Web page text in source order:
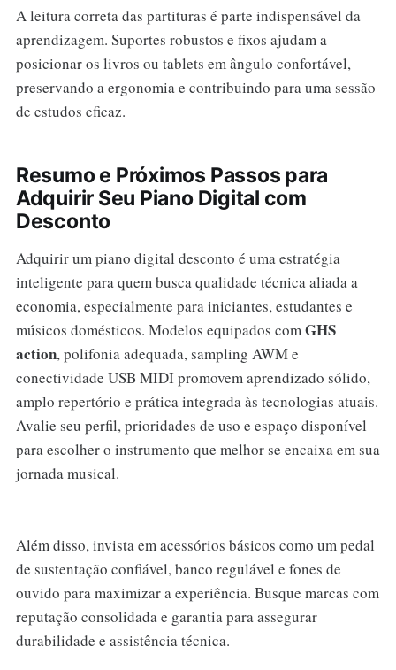
A leitura correta das partituras é parte indispensável da
aprendizagem. Suportes robustos e fixos ajudam a
posicionar os livros ou tablets em ângulo confortável,
preservando a ergonomia e contribuindo para uma sessão
de estudos eficaz.
Resumo e Próximos Passos para
Adquirir Seu Piano Digital com
Desconto
Adquirir um piano digital desconto é uma estratégia
inteligente para quem busca qualidade técnica aliada a
economia, especialmente para iniciantes, estudantes e
músicos domésticos. Modelos equipados comGHS
action, polifonia adequada, sampling AWM e
conectividade USB MIDI promovem aprendizado sólido,
amplo repertório e prática integrada às tecnologias atuais.
Avalie seu perfil, prioridades de uso e espaço disponível
para escolher o instrumento que melhor se encaixa em sua
jornada musical.
Além disso, invista em acessórios básicos como um pedal
de sustentação confiável, banco regulável e fones de
ouvido para maximizar a experiência. Busque marcas com
reputação consolidada e garantia para assegurar
durabilidade e assistência técnica.